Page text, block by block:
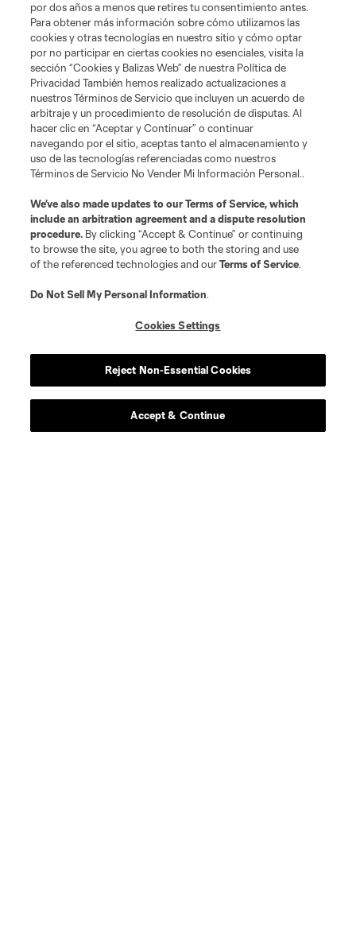
por dos años a menos que retires tu consentimiento antes.
Para obtener más información sobre cómo utilizamos las
cookies y otras tecnologías en nuestro sitio y cómo optar
por no participar en ciertas cookies no esenciales, visita la
sección “Cookies y Balizas Web” de nuestra Política de
Privacidad También hemos realizado actualizaciones a
nuestros Términos de Servicio que incluyen un acuerdo de
arbitraje y un procedimiento de resolución de disputas. Al
hacer clic en “Aceptar y Continuar” o continuar
navegando por el sitio, aceptas tanto el almacenamiento y
uso de las tecnologías referenciadas como nuestros
Términos de Servicio No Vender Mi Información Personal..
We’ve also made updates to ourTerms of Service, which
include an arbitration agreement and a dispute resolution
procedure. By clicking “Accept & Continue” or continuing
to browse the site, you agree to both the storing and use
of the referenced technologies and ourTerms of Service.
Do Not Sell My Personal Information.
Cookies Settings
Reject Non-Essential Cookies
Accept & Continue